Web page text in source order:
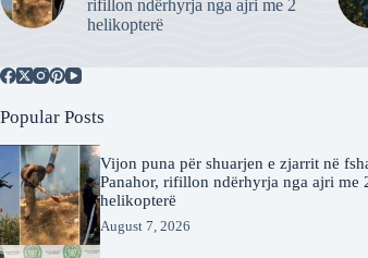
rifillon ndërhyrja nga ajri me 2
helikopterë
Popular Posts
Vijon puna për shuarjen e zjarrit në
Panahor, rifillon ndërhyrja nga ajri me
helikopterë
August 7, 2026